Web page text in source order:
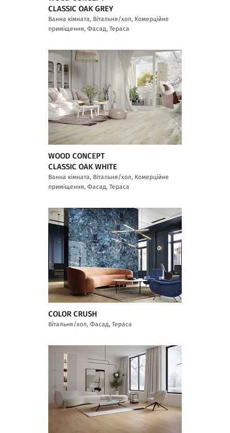
CLASSIC OAK GREY
Ванна кімната, Вітальня/хол, Комерційне
приміщення, Фасад, Тераса
WOOD CONCEPT
CLASSIC OAK WHITE
Ванна кімната, Вітальня/хол, Комерційне
приміщення, Фасад, Тераса
COLOR CRUSH
Вітальня/хол, Фасад, Тераса